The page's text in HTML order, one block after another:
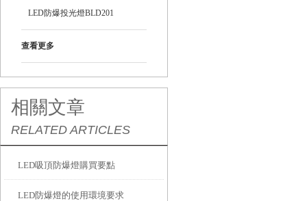
LED防爆投光燈BLD201
查看更多
相關文章
RELATED ARTICLES
LED吸頂防爆燈購買要點
LED防爆燈的使用環境要求